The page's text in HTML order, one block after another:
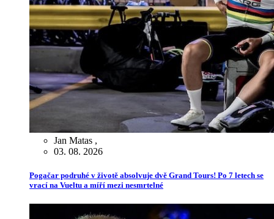
Jan Matas ,
03. 08. 2026
Pogačar podruhé v životě absolvuje dvě Grand Tours! Po 7 letech se
vrací na Vueltu a míří mezi nesmrtelné